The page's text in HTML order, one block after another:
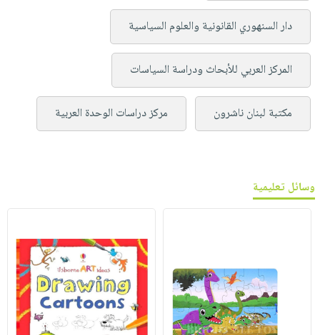
دار السنهوري القانونية والعلوم السياسية
المركز العربي للأبحاث ودراسة السياسات
مكتبة لبنان ناشرون مركز دراسات الوحدة العربية
وسائل تعليمية